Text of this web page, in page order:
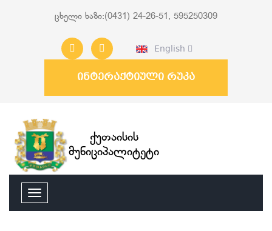
ცხელი ხაზი:(0431) 24-26-51, 595250309
English
ინტერაქტიული რუკა
ქუთაისის
მუნიციპალიტეტი